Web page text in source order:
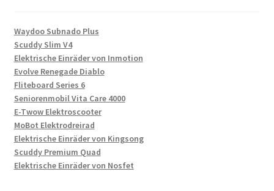
Waydoo Subnado Plus
Scuddy Slim V4
Elektrische Einräder von Inmotion
Evolve Renegade Diablo
Fliteboard Series 6
Seniorenmobil Vita Care 4000
E-Twow Elektroscooter
MoBot Elektrodreirad
Elektrische Einräder von Kingsong
Scuddy Premium Quad
Elektrische Einräder von Nosfet